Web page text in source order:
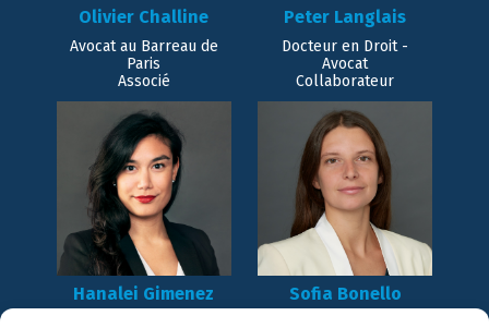
Olivier Challine
Avocat au Barreau de
Paris
Associé
Peter Langlais
Docteur en Droit -
Avocat
Collaborateur
Hanalei Gimenez Sofia Bonello